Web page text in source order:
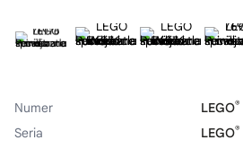
Numer LEGO®
Seria
LEGO®